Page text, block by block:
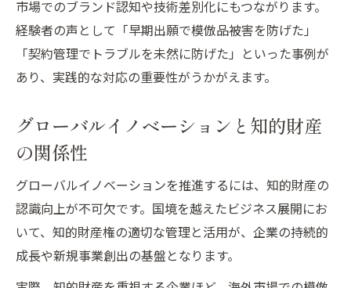
市場でのブランド認知や技術差別化にもつながります。
経験者の声として「早期出願で模倣品被害を防げた」
「契約管理でトラブルを未然に防げた」といった事例が
あり、実践的な対応の重要性がうかがえます。
グローバルイノベーションと知的財産
の関係性
グローバルイノベーションを推進するには、知的財産の
認識向上が不可欠です。国境を越えたビジネス展開にお
いて、知的財産権の適切な管理と活用が、企業の持続的
成長や新規事業創出の基盤となります。